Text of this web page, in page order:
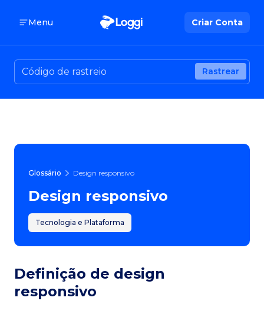
Menu Criar Conta
Rastrear
Glossário Design responsivo
Design responsivo
Tecnologia e Plataforma
Definição de design
responsivo